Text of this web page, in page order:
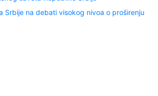
Srbije na debati visokog nivoa o proširenju